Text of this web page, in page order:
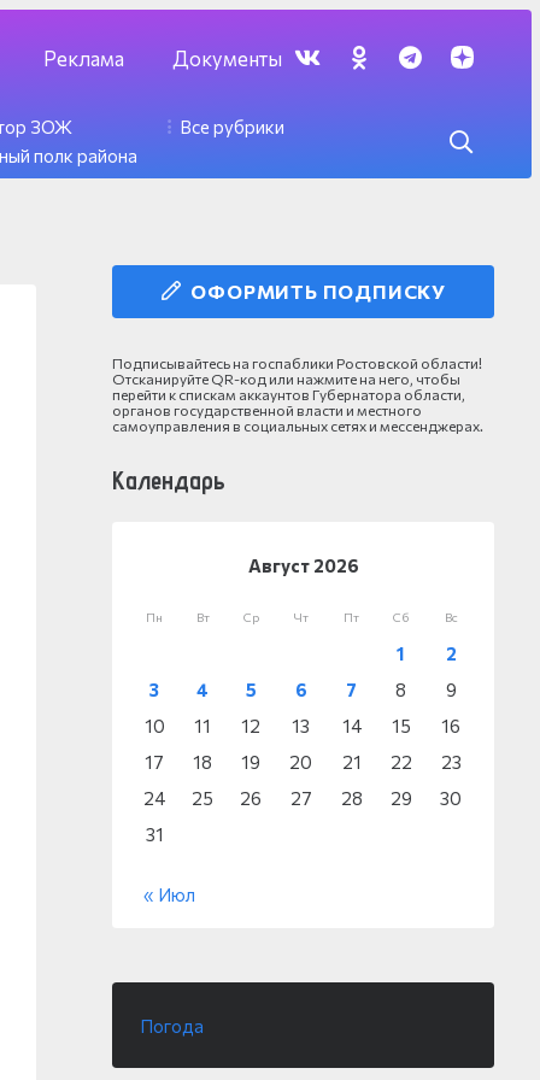
Реклама Документы
ЗОЖ
полк района
Все рубрики
ОФОРМИТЬ ПОДПИСКУ
Подписывайтесь на госпаблики Ростовской области!
Отсканируйте QR-код или нажмите на него, чтобы
перейти к спискам аккаунтов Губернатора области,
органов государственной власти и местного
самоуправления в социальных сетях и мессенджерах.
Календарь
Август 2026
Пн Вт Ср Чт Пт Сб Вс
1
2
3
4 5 6 7 8
9
10
11 12 13 14 15
16
17
18 19 20 21 22
23
24
25 26 27 28 29
30
31
« Июл
Погода